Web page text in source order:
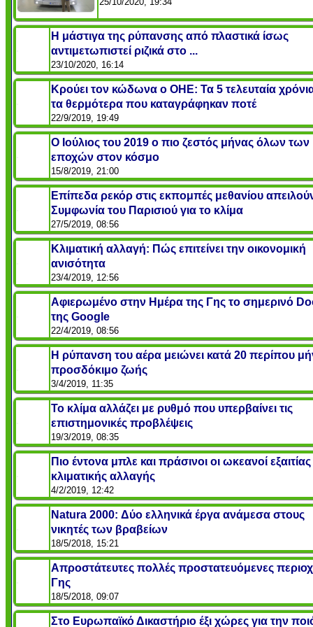
Η μάστιγα της ρύπανσης από πλαστικά ίσως
αντιμετωπιστεί ριζικά στο ...
23/10/2020, 16:14
Κρούει τον κώδωνα ο ΟΗΕ: Τα 5 τελευταία χρόνια
τα θερμότερα που καταγράφηκαν ποτέ
22/9/2019, 19:49
Ο Ιούλιος του 2019 ο πιο ζεστός μήνας όλων των
εποχών στον κόσμο
15/8/2019, 21:00
Επίπεδα ρεκόρ στις εκπομπές μεθανίου
Συμφωνία του Παρισιού για το κλίμα
27/5/2019, 08:56
Κλιματική αλλαγή: Πώς επιτείνει την οικονομική
ανισότητα
23/4/2019, 12:56
Αφιερωμένο στην Ημέρα της Γης το σημερινό
της Google
22/4/2019, 08:56
Η ρύπανση του αέρα μειώνει κατά 20 περίπου
προσδόκιμο ζωής
3/4/2019, 11:35
Το κλίμα αλλάζει με ρυθμό που υπερβαίνει τις
επιστημονικές προβλέψεις
19/3/2019, 08:35
Πιο έντονα μπλε και πράσινοι οι ωκεανοί
κλιματικής αλλαγής
4/2/2019, 12:42
Natura 2000: Δύο ελληνικά έργα ανάμεσα στους
νικητές των βραβείων
18/5/2018, 15:21
Απροστάτευτες πολλές προστατευόμενες
Γης
18/5/2018, 09:07
Στο Ευρωπαϊκό Δικαστήριο έξι χώρες για την